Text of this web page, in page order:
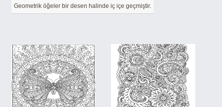
Geometrik öğeler bir desen halinde iç içe geçmiştir.